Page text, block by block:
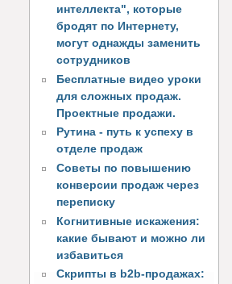
интеллекта", которые
бродят по Интернету,
могут однажды заменить
сотрудников
Бесплатные видео уроки
для сложных продаж.
Проектные продажи.
Рутина - путь к успеху в
отделе продаж
Советы по повышению
конверсии продаж через
переписку
Когнитивные искажения:
какие бывают и можно ли
избавиться
Скрипты в b2b-продажах: